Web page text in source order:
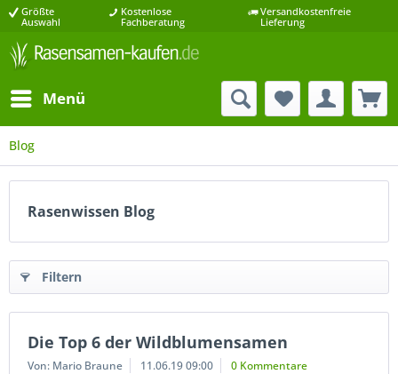
Größte
Auswahl
Kostenlose
Fachberatung
Versandkostenfreie
Lieferung
Menü
Blog
Rasenwissen Blog
Filtern
Die Top 6 der Wildblumensamen
Von: Mario Braune 11.06.19 09:00 0 Kommentare